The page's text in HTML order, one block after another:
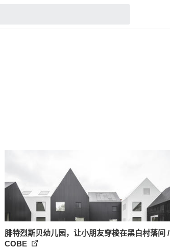
腓特烈斯贝幼儿园，让小朋友穿梭在黑白村落间 /
COBE